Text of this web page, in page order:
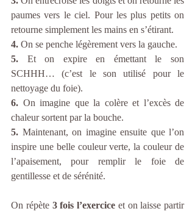
paumes vers le ciel. Pour les plus petits on
retourne simplement les mains en s’étirant.
4. On se penche légèrement vers la gauche.
5. Et on expire en émettant le son
SCHHH… (c’est le son utilisé pour le
nettoyage du foie).
6. On imagine que la colère et l’excès de
chaleur sortent par la bouche.
5. Maintenant, on imagine ensuite que l’on
inspire une belle couleur verte, la couleur de
l’apaisement, pour remplir le foie de
gentillesse et de sérénité.
On répète 3 fois l’exercice et on laisse partir